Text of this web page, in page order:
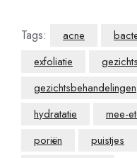
Tags: acne
exfoliatie
gezichtsbehandelingen
hydratatie
mee-
poriën
puistjes